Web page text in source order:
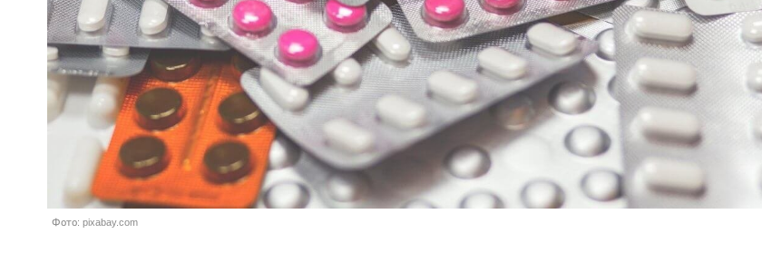
Фото: pixabay.com